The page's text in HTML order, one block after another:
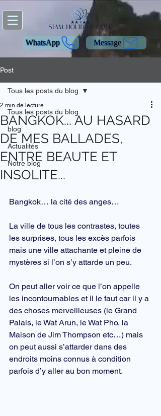
WhatsApp Message
Post
Tous les posts du blog
blog
Actualités
Notre blog
Tous les posts du blog
BANGKOK... AU HASARD
DE MES BALLADES,
ENTRE BEAUTE ET
INSOLITE...
2 min de lecture
Bangkok… la cité des anges…
La ville de tous les contrastes, toutes
les surprises, tous les excès parfois
mais une ville attachante et pleine de
mystères si l’on s’y attarde un peu.
On peut aller voir ce que l’on appelle
les incontournables et il le faut car il y a
des choses merveilleuses (le Grand
Palais, le Wat Arun, le Wat Pho, la
Maison de Jim Thompson etc…) mais
on peut aussi s’attarder dans des
endroits moins connus à condition
parfois d’y aller au bon moment.